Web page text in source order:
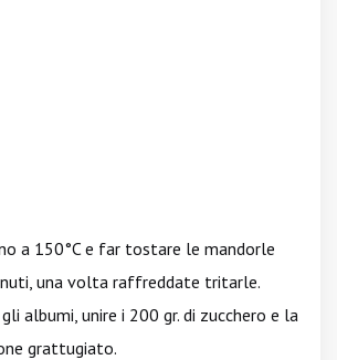
a 150°C e far tostare le mandorle
una volta raffreddate tritarle.
albumi, unire i 200 gr. di zucchero e la
grattugiato.